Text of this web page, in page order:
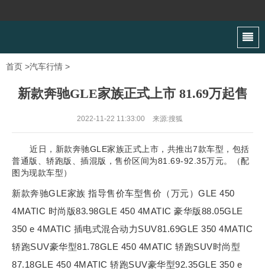
首页 >汽车行情 >
新款奔驰GLE家族正式上市 81.69万起售
2022-11-22 11:33:00 来源:搜狐
近日，新款奔驰GLE家族正式上市，共推出7款车型，包括
普通版、轿跑版、插混版，售价区间为81.69-92.35万元。（配
图为现款车型）
新款奔驰GLE家族 指导售价车型售价（万元）GLE 450
4MATIC 时尚版83.98GLE 450 4MATIC 豪华版88.05GLE
350 e 4MATIC 插电式混合动力SUV81.69GLE 350 4MATIC
轿跑SUV豪华型81.78GLE 450 4MATIC 轿跑SUV时尚型
87.18GLE 450 4MATIC 轿跑SUV豪华型92.35GLE 350 e